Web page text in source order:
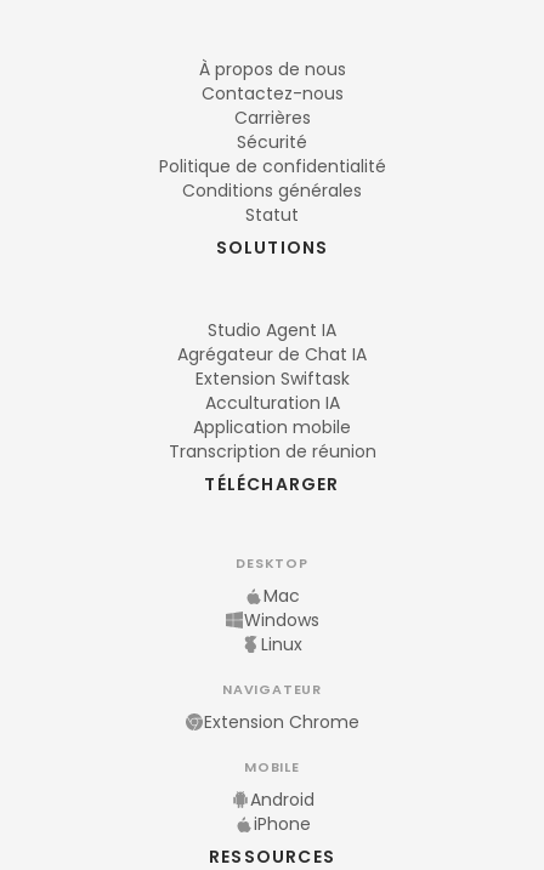
À propos de nous
Contactez-nous
Carrières
Sécurité
Politique de confidentialité
Conditions générales
Statut
SOLUTIONS
Studio Agent IA
Agrégateur de Chat IA
Extension Swiftask
Acculturation IA
Application mobile
Transcription de réunion
TÉLÉCHARGER
DESKTOP
Mac
Windows
Linux
NAVIGATEUR
Extension Chrome
MOBILE
Android
iPhone
RESSOURCES